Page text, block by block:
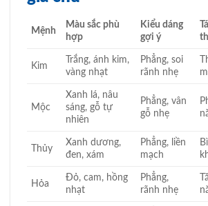
Mệnh
Màu sắc phù
hợp
Kiểu dáng
gợi ý
Kim
Trắng, ánh kim,
vàng nhạt
Phẳng, soi
rãnh nhẹ
Mộc
Xanh lá, nâu
sáng, gỗ tự
nhiên
Phẳng, vân
gỗ nhẹ
Thủy
Xanh dương,
đen, xám
Phẳng, liền
mạch
Hỏa
Đỏ, cam, hồng
nhạt
Phẳng,
rãnh nhẹ